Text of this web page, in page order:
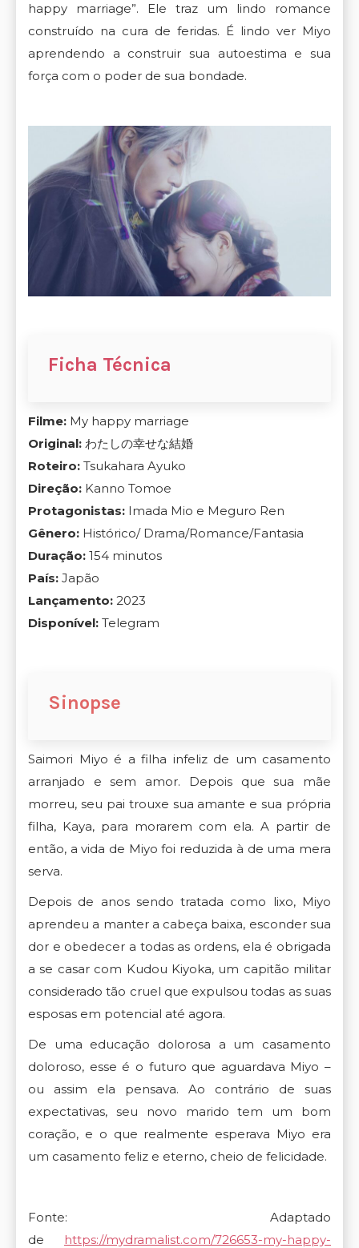
happy marriage”. Ele traz um lindo romance
construído na cura de feridas. É lindo ver Miyo
aprendendo a construir sua autoestima e sua
força com o poder de sua bondade.
Ficha Técnica
Filme: My happy marriage
Original: わたしの幸せな結婚
Roteiro: Tsukahara Ayuko
Direção: Kanno Tomoe
Protagonistas: Imada Mio e Meguro Ren
Gênero: Histórico/ Drama/Romance/Fantasia
Duração: 154 minutos
País: Japão
Lançamento: 2023
Disponível: Telegram
Sinopse
Saimori Miyo é a filha infeliz de um casamento
arranjado e sem amor. Depois que sua mãe
morreu, seu pai trouxe sua amante e sua própria
filha, Kaya, para morarem com ela. A partir de
então, a vida de Miyo foi reduzida à de uma mera
serva.
Depois de anos sendo tratada como lixo, Miyo
aprendeu a manter a cabeça baixa, esconder sua
dor e obedecer a todas as ordens, ela é obrigada
a se casar com Kudou Kiyoka, um capitão militar
considerado tão cruel que expulsou todas as suas
esposas em potencial até agora.
De uma educação dolorosa a um casamento
doloroso, esse é o futuro que aguardava Miyo –
ou assim ela pensava. Ao contrário de suas
expectativas, seu novo marido tem um bom
coração, e o que realmente esperava Miyo era
um casamento feliz e eterno, cheio de felicidade.
Fonte: Adaptado
de
https://mydramalist.com/726653-my-happy-